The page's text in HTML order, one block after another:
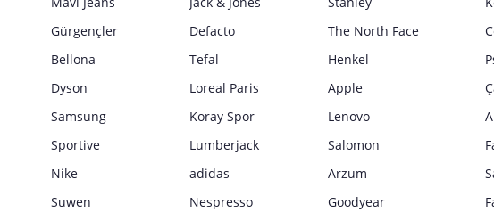
Gürgençler
Defacto
The North Face
Bellona
Tefal
Henkel
Dyson
Loreal Paris
Apple
Samsung
Koray Spor
Lenovo
Sportive
Lumberjack
Salomon
Nike
adidas
Arzum
Suwen
Nespresso Goodyear